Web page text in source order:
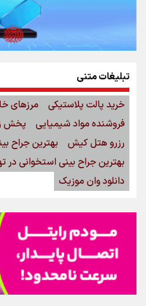
تبلیغات متنی
خرید پالت پلاستیکی
مرزهای
فروشنده مواد شیمیایی
پخش
رزرو هتل کیش
بهترین جراح
بهترین جراح بینی استخوانی در
دانلود وان موزیک